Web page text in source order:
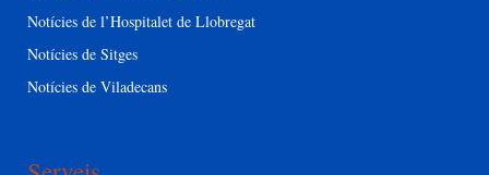
Notícies de l’Hospitalet de Llobregat
Notícies de Sitges
Notícies de Viladecans